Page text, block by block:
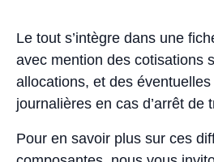
Le tout s’intègre dans une
avec mention des cotisations
allocations, et des
journalières en cas d’arrêt de
Pour en savoir plus sur ces